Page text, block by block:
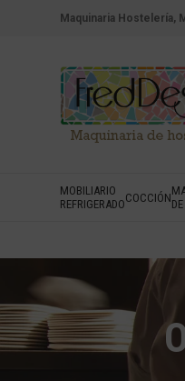
Maquinaria Hostelería,
MOBILIARIO
REFRIGERADOCOCCIÓN